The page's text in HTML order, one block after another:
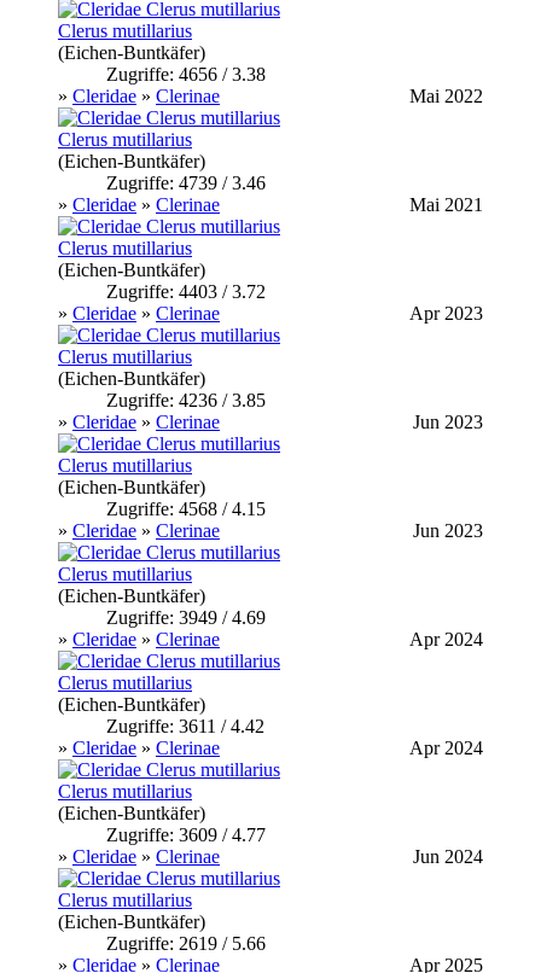
Clerus mutillarius
(Eichen-Buntkäfer)
Zugriffe: 4656 / 3.38
» Cleridae » Clerinae Mai 2022
Clerus mutillarius
(Eichen-Buntkäfer)
Zugriffe: 4739 / 3.46
» Cleridae » Clerinae Mai 2021
Clerus mutillarius
(Eichen-Buntkäfer)
Zugriffe: 4403 / 3.72
» Cleridae » Clerinae Apr 2023
Clerus mutillarius
(Eichen-Buntkäfer)
Zugriffe: 4236 / 3.85
» Cleridae » Clerinae Jun 2023
Clerus mutillarius
(Eichen-Buntkäfer)
Zugriffe: 4568 / 4.15
» Cleridae » Clerinae Jun 2023
Clerus mutillarius
(Eichen-Buntkäfer)
Zugriffe: 3949 / 4.69
» Cleridae » Clerinae Apr 2024
Clerus mutillarius
(Eichen-Buntkäfer)
Zugriffe: 3611 / 4.42
» Cleridae » Clerinae Apr 2024
Clerus mutillarius
(Eichen-Buntkäfer)
Zugriffe: 3609 / 4.77
» Cleridae » Clerinae Jun 2024
Clerus mutillarius
(Eichen-Buntkäfer)
Zugriffe: 2619 / 5.66
» Cleridae » Clerinae Apr 2025